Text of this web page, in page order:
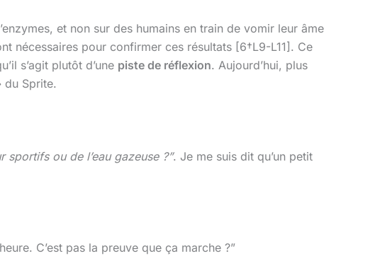
et non sur des humains en train de vomir leur âme
nécessaires pour confirmer ces résultats [6†L9-L11]. Ce
s’agit plutôt d’une piste de réflexion. Aujourd’hui, plus
du Sprite.
ou de l’eau gazeuse ?”. Je me suis dit qu’un petit
C’est pas la preuve que ça marche ?”